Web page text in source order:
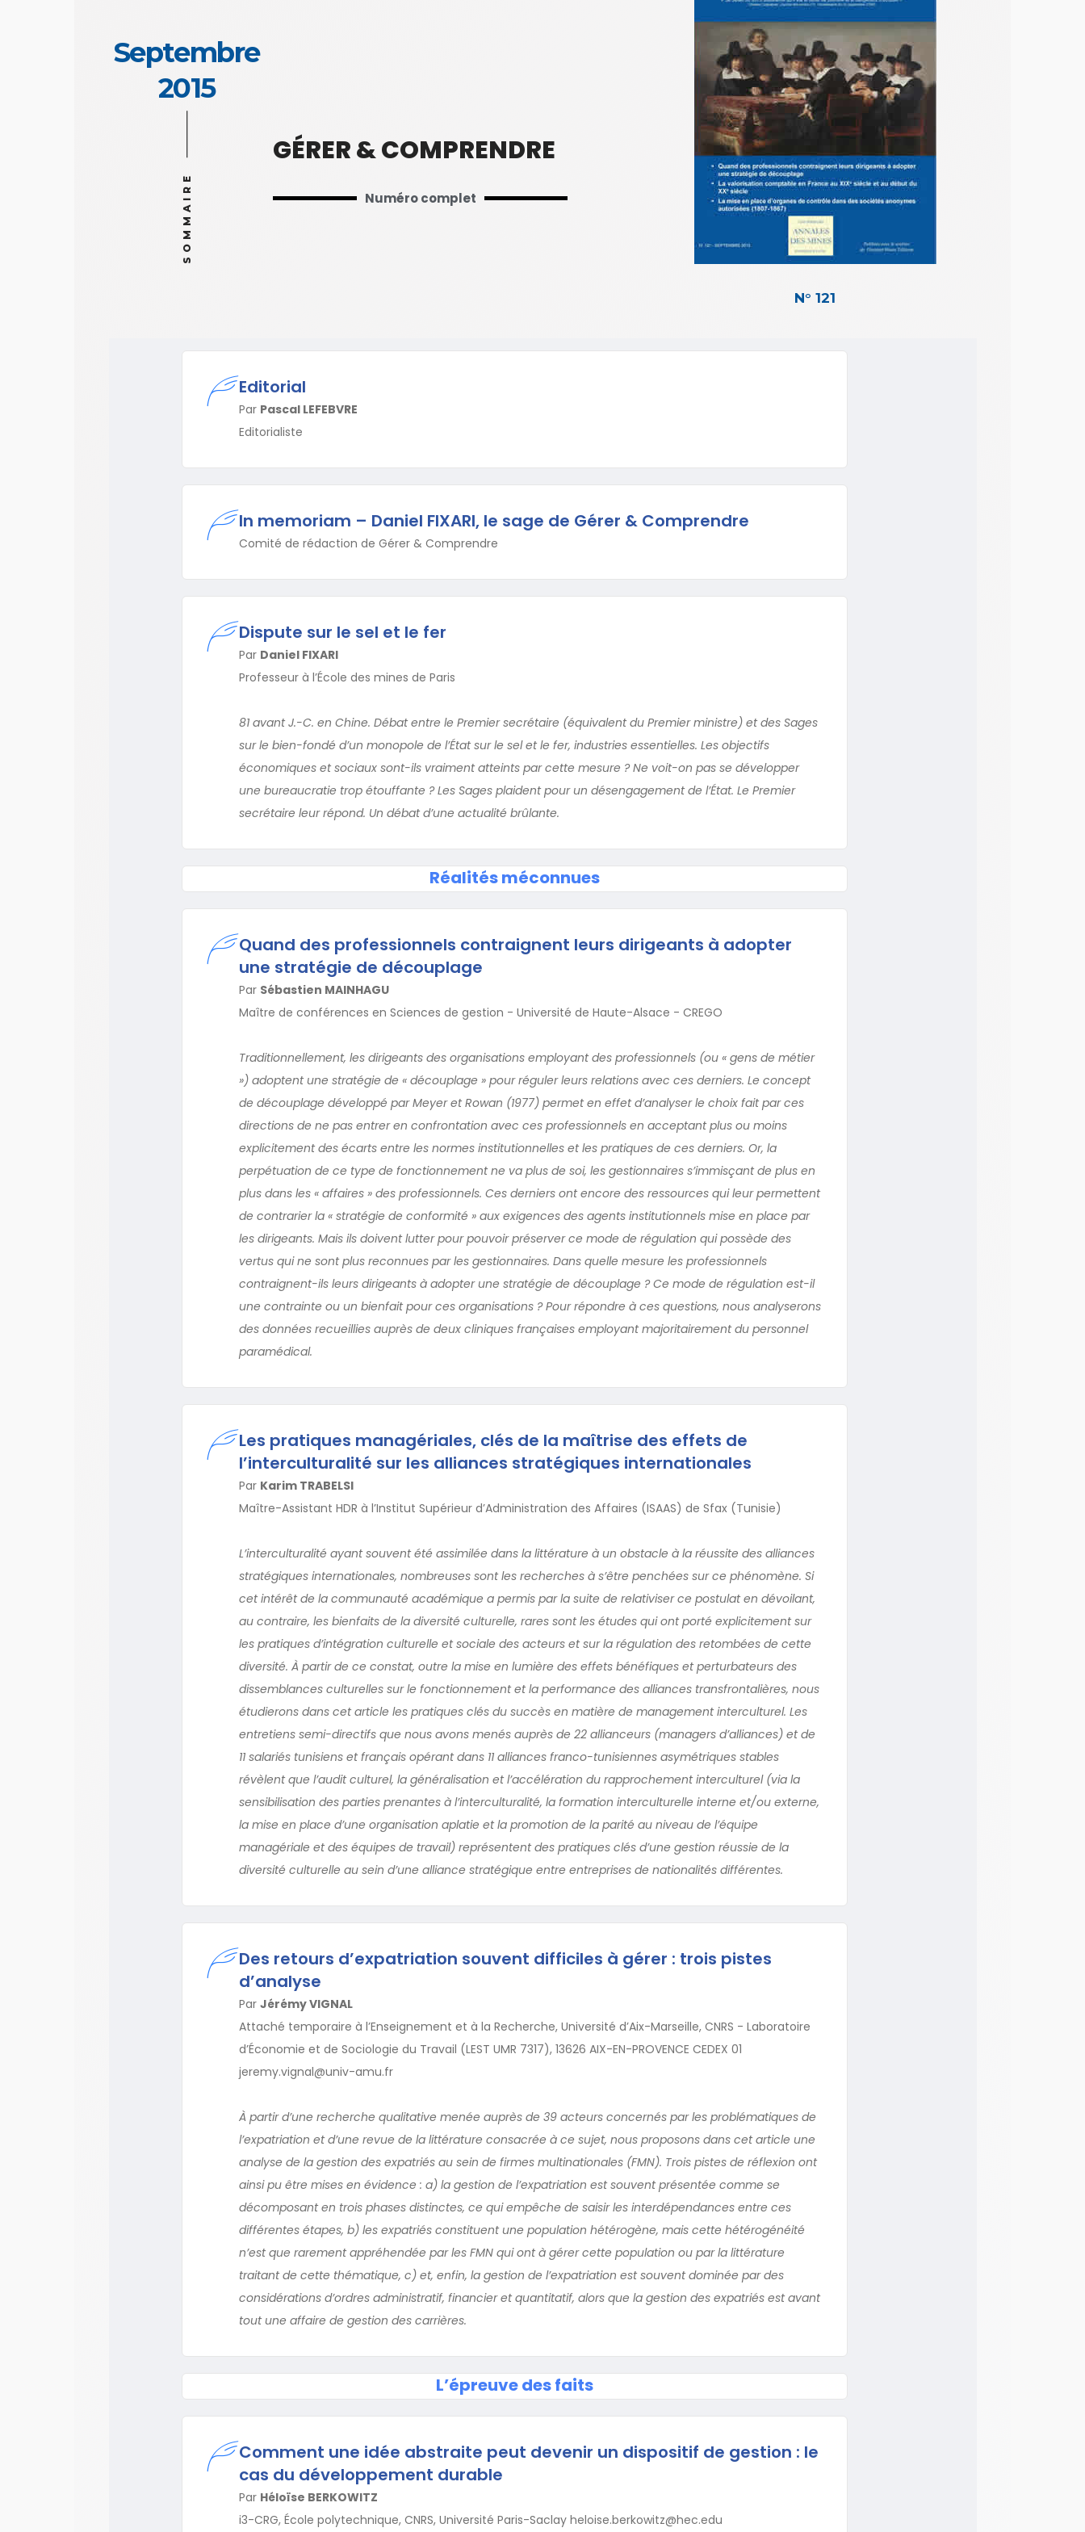
Septembre
2015
SOMMAIRE
GÉRER & COMPRENDRE
Numéro complet
N° 121
Editorial
Par Pascal LEFEBVRE
Editorialiste
In memoriam – Daniel FIXARI, le sage de Gérer & Comprendre
Comité de rédaction de Gérer & Comprendre
Dispute sur le sel et le fer
Par Daniel FIXARI
Professeur à l’École des mines de Paris
81 avant J.-C. en Chine. Débat entre le Premier secrétaire (équivalent du Premier ministre) et des Sages
sur le bien-fondé d’un monopole de l’État sur le sel et le fer, industries essentielles. Les objectifs
économiques et sociaux sont-ils vraiment atteints par cette mesure ? Ne voit-on pas se développer
une bureaucratie trop étouffante ? Les Sages plaident pour un désengagement de l’État. Le Premier
secrétaire leur répond. Un débat d’une actualité brûlante.
Réalités méconnues
Quand des professionnels contraignent leurs dirigeants à adopter
une stratégie de découplage
Par Sébastien MAINHAGU
Maître de conférences en Sciences de gestion - Université de Haute-Alsace - CREGO
Traditionnellement, les dirigeants des organisations employant des professionnels (ou « gens de métier
») adoptent une stratégie de « découplage » pour réguler leurs relations avec ces derniers. Le concept
de découplage développé par Meyer et Rowan (1977) permet en effet d’analyser le choix fait par ces
directions de ne pas entrer en confrontation avec ces professionnels en acceptant plus ou moins
explicitement des écarts entre les normes institutionnelles et les pratiques de ces derniers. Or, la
perpétuation de ce type de fonctionnement ne va plus de soi, les gestionnaires s’immisçant de plus en
plus dans les « affaires » des professionnels. Ces derniers ont encore des ressources qui leur permettent
de contrarier la « stratégie de conformité » aux exigences des agents institutionnels mise en place par
les dirigeants. Mais ils doivent lutter pour pouvoir préserver ce mode de régulation qui possède des
vertus qui ne sont plus reconnues par les gestionnaires. Dans quelle mesure les professionnels
contraignent-ils leurs dirigeants à adopter une stratégie de découplage ? Ce mode de régulation est-il
une contrainte ou un bienfait pour ces organisations ? Pour répondre à ces questions, nous analyserons
des données recueillies auprès de deux cliniques françaises employant majoritairement du personnel
paramédical.
Les pratiques managériales, clés de la maîtrise des effets de
l’interculturalité sur les alliances stratégiques internationales
Par Karim TRABELSI
Maître-Assistant HDR à l’Institut Supérieur d’Administration des Affaires (ISAAS) de Sfax (Tunisie)
L’interculturalité ayant souvent été assimilée dans la littérature à un obstacle à la réussite des alliances
stratégiques internationales, nombreuses sont les recherches à s’être penchées sur ce phénomène. Si
cet intérêt de la communauté académique a permis par la suite de relativiser ce postulat en dévoilant,
au contraire, les bienfaits de la diversité culturelle, rares sont les études qui ont porté explicitement sur
les pratiques d’intégration culturelle et sociale des acteurs et sur la régulation des retombées de cette
diversité. À partir de ce constat, outre la mise en lumière des effets bénéfiques et perturbateurs des
dissemblances culturelles sur le fonctionnement et la performance des alliances transfrontalières, nous
étudierons dans cet article les pratiques clés du succès en matière de management interculturel. Les
entretiens semi-directifs que nous avons menés auprès de 22 allianceurs (managers d’alliances) et de
11 salariés tunisiens et français opérant dans 11 alliances franco-tunisiennes asymétriques stables
révèlent que l’audit culturel, la généralisation et l’accélération du rapprochement interculturel (via la
sensibilisation des parties prenantes à l’interculturalité, la formation interculturelle interne et/ou externe,
la mise en place d’une organisation aplatie et la promotion de la parité au niveau de l’équipe
managériale et des équipes de travail) représentent des pratiques clés d’une gestion réussie de la
diversité culturelle au sein d’une alliance stratégique entre entreprises de nationalités différentes.
Des retours d’expatriation souvent difficiles à gérer : trois pistes
d’analyse
Par Jérémy VIGNAL
Attaché temporaire à l’Enseignement et à la Recherche, Université d’Aix-Marseille, CNRS - Laboratoire
d’Économie et de Sociologie du Travail (LEST UMR 7317), 13626 AIX-EN-PROVENCE CEDEX 01
jeremy.vignal@univ-amu.fr
À partir d’une recherche qualitative menée auprès de 39 acteurs concernés par les problématiques de
l’expatriation et d’une revue de la littérature consacrée à ce sujet, nous proposons dans cet article une
analyse de la gestion des expatriés au sein de firmes multinationales (FMN). Trois pistes de réflexion ont
ainsi pu être mises en évidence : a) la gestion de l’expatriation est souvent présentée comme se
décomposant en trois phases distinctes, ce qui empêche de saisir les interdépendances entre ces
différentes étapes, b) les expatriés constituent une population hétérogène, mais cette hétérogénéité
n’est que rarement appréhendée par les FMN qui ont à gérer cette population ou par la littérature
traitant de cette thématique, c) et, enfin, la gestion de l’expatriation est souvent dominée par des
considérations d’ordres administratif, financier et quantitatif, alors que la gestion des expatriés est avant
tout une affaire de gestion des carrières.
L’épreuve des faits
Comment une idée abstraite peut devenir un dispositif de gestion : le
cas du développement durable
Par Héloïse BERKOWITZ
i3-CRG, École polytechnique, CNRS, Université Paris-Saclay heloise.berkowitz@hec.edu